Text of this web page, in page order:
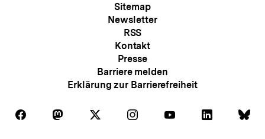
Sitemap
Newsletter
RSS
Kontakt
Presse
Barriere melden
Erklärung zur Barrierefreiheit
Folgen
Auf
Folgen Folgen Folgen
Auf
Folgen Folgen